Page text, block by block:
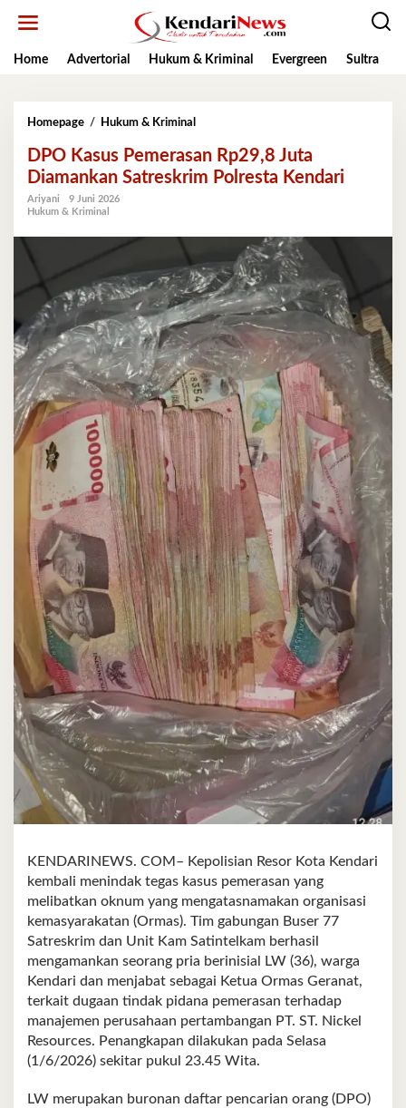
Home
Advertorial Hukum & Kriminal Evergreen Sultra
Homepage / Hukum & Kriminal
Pemerasan
Rp29,8
Juta
Polresta
DPO Kasus Pemerasan Rp29,8 Juta
Diamankan Satreskrim Polresta Kendari
Ariyani
9 Juni 2026
Hukum & Kriminal
KENDARINEWS. COM– Kepolisian Resor Kota Kendari
kembali menindak tegas kasus pemerasan yang
melibatkan oknum yang mengatasnamakan organisasi
kemasyarakatan (Ormas). Tim gabungan Buser 77
Satreskrim dan Unit Kam Satintelkam berhasil
mengamankan seorang pria berinisial LW (36), warga
Kendari dan menjabat sebagai Ketua Ormas Geranat,
terkait dugaan tindak pidana pemerasan terhadap
manajemen perusahaan pertambangan PT. ST. Nickel
Resources. Penangkapan dilakukan pada Selasa
(1/6/2026) sekitar pukul 23.45 Wita.
LW merupakan buronan daftar pencarian orang (DPO)